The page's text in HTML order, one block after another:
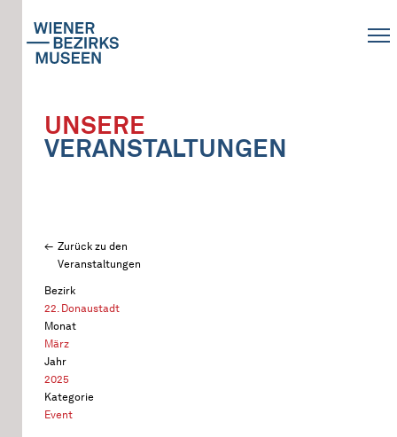
UNSERE
VERANSTALTUNGEN
Zurück zu den
Veranstaltungen
Bezirk
22. Donaustadt
Monat
März
Jahr
2025
Kategorie
Event